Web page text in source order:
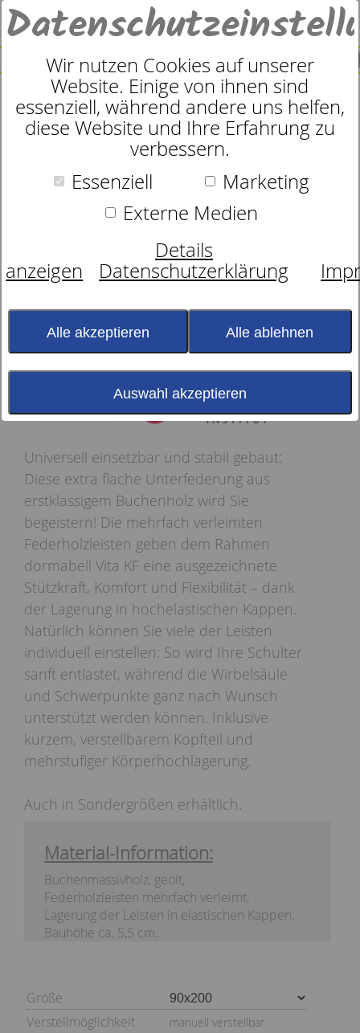
SUCHE
0
Rahmen
dormabell Vita KF
Universell einsetzbar und stabil gebaut:
Diese extra flache Unterfederung aus
erstklassigem Buchenholz wird Sie
begeistern! Die mehrfach verleimten
Federholzleisten geben dem Rahmen
dormabell Vita KF eine ausgezeichnete
Stützkraft, Komfort und Flexibilität – dank
der Lagerung in hochelastischen Kappen.
Natürlich können Sie viele der Leisten
individuell einstellen: So wird Ihre Schulter
sanft entlastet, während die Wirbelsäule
und Schwerpunkte ganz nach Wunsch
unterstützt werden können. Inklusive
kurzem, verstellbarem Kopfteil und
mehrstufiger Körperhochlagerung.
Auch in Sondergrößen erhältlich.
Material-Information:
Buchenmassivholz, geölt,
Federholzleisten mehrfach verleimt,
Lagerung der Leisten in elastischen Kappen.
Bauhöhe ca. 5,5 cm.
Größe
Verstellmöglichkeit
manuell verstellbar
Wir nutzen Cookies auf unserer
Website. Einige von ihnen sind
essenziell, während andere uns helfen,
diese Website und Ihre Erfahrung zu
verbessern.
Essenziell
Marketing
Externe Medien
Details
anzeigen
Datenschutzerklärung
Alle akzeptieren Alle ablehnen
Auswahl akzeptieren